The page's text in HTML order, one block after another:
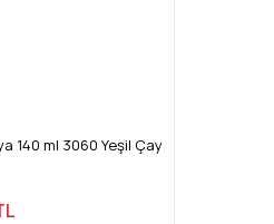
140 ml 3060 Yeşil Çay